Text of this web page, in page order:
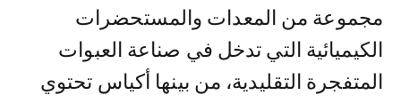
مجموعة من المعدات والمستحضرات
الكيميائية التي تدخل في صناعة العبوات
المتفجرة التقليدية، من بينها أكياس تحتوي